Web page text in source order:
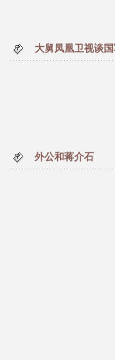
大舅凤凰卫视谈
外公和蒋介石